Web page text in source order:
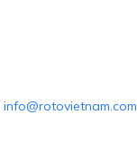
info@rotovietnam.com